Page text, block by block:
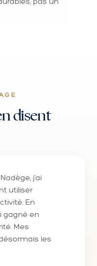
disent
j'ai
utiliser
En
gagné en
Mes
les